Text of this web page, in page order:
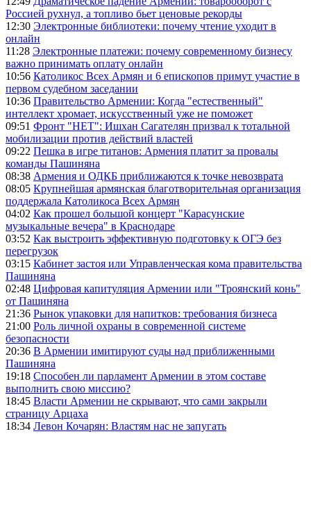
Россией рухнул, а топливо бьет ценовые рекорды
12:30 Электронные библиотеки: почему чтение уходит в
онлайн
11:28 Электронные платежи: почему современному бизнесу
важно принимать оплату онлайн
10:56 Католикос Всех Армян и 6 епископов примут участие в
первом судебном заседании
10:36 Правительство Армении: Когда "естественный"
интеллект хромает, искусственный уже не поможет
09:51 Фронт "НЕТ": Ишхан Сагателян призвал к тотальной
мобилизации против действий властей
09:22 Пешка в игре титанов: Армения платит за провалы
команды Пашиняна
08:38 Армения и ОДКБ приближаются к точке невозврата
08:05 Крупнейшая армянская благотворительная организация
поддержала Католикоса Всех Армян
04:02 Как прошел большой концерт "Карасунские
музыкальные вечера" в Краснодаре
03:52 Как выстроить эффективную подготовку к ОГЭ без
перегрузок
03:15 Кабинет застоя или Управленческая кома правительства
Пашиняна
02:48 Цифровая капитуляция Армении или "Троянский конь"
от Пашиняна
21:36 Рынок упаковки для напитков: требования бизнеса
21:00 Роль личной охраны в современной системе
безопасности
20:36 В Армении имитируют суды над приближенными
Пашиняна
19:18 Способен ли парламент Армении в этом составе
выполнить свою миссию?
18:45 Власти Армении не скрывают, что сами закрыли
страницу Арцаха
18:34 Левон Кочарян: Властям нас не запугать